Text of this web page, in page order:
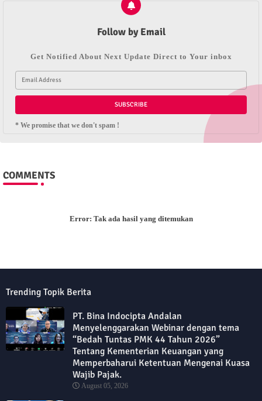
Follow by Email
Get Notified About Next Update Direct to Your inbox
* We promise that we don't spam !
COMMENTS
Error: Tak ada hasil yang ditemukan
Trending Topik Berita
PT. Bina Indocipta Andalan
Menyelenggarakan Webinar dengan tema
“Bedah Tuntas PMK 44 Tahun 2026”
Tentang Kementerian Keuangan yang
Memperbaharui Ketentuan Mengenai Kuasa
Wajib Pajak.
August 05, 2026